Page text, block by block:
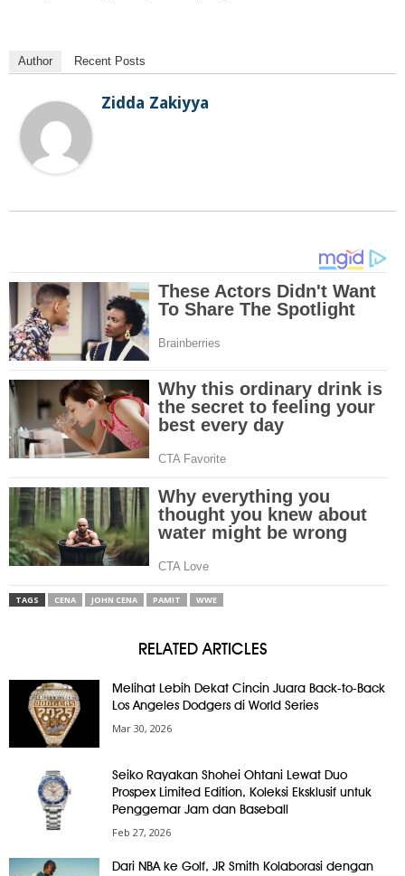
Author Recent Posts
Zidda Zakiyya
TAGS CENA JOHN CENA PAMIT WWE
RELATED ARTICLES
Melihat Lebih Dekat Cincin Juara Back-to-Back
Los Angeles Dodgers di World Series
Mar 30, 2026
Seiko Rayakan Shohei Ohtani Lewat Duo
Prospex Limited Edition, Koleksi Eksklusif untuk
Penggemar Jam dan Baseball
Feb 27, 2026
Dari NBA ke Golf, JR Smith Kolaborasi dengan